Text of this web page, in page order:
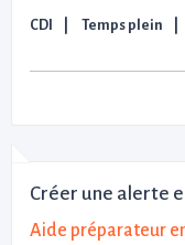
CDI Temps plein
Créer une alerte
Aide préparateur